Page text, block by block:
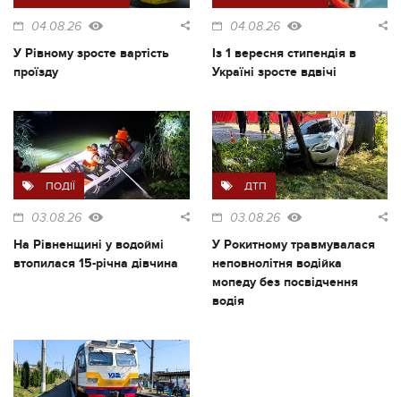
04.08.26
У Рівному зросте вартість
проїзду
04.08.26
Із 1 вересня стипендія в
Україні зросте вдвічі
ПОДІЇ
03.08.26
На Рівненщині у водоймі
втопилася 15-річна дівчина
ДТП
03.08.26
У Рокитному травмувалася
неповнолітня водійка
мопеду без посвідчення
водія